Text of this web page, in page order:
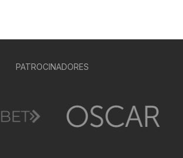
PATROCINADORES